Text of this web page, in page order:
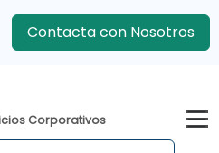
Contacta con Nosotros
Corporativos